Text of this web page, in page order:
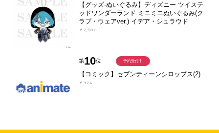
【グッズ-ぬいぐるみ】ディズニー ツイステ
ッドワンダーランド ミニミニぬいぐるみ(ク
ラブ・ウェアver.) イデア・シュラウド
￥2,500
第10位
【コミック】セブンティーンシロップス(2)
￥924
予約受付中